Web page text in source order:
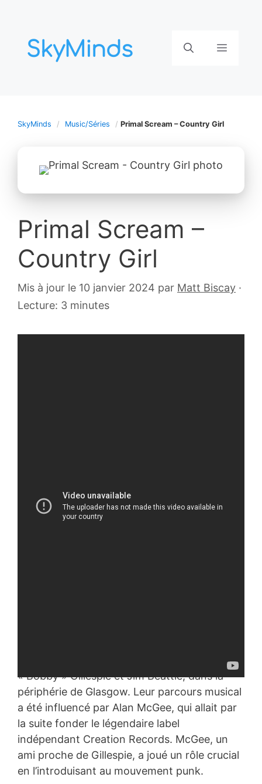
contenu
Menu
SkyMinds Music/Séries Primal Scream – Country Girl
Primal Scream –
Country Girl
Mis à jour le 10 janvier 2024 3par Matt Biscay ·
Lecture: 3 minutes
Rien de tel qu’un bon petit Primal Scream
l’initiative de deux lycéens passionnés, Robert
« Bobby » Gillespie et Jim Beattie, dans la
périphérie de Glasgow. Leur parcours musical
a été influencé par Alan McGee, qui allait par
la suite fonder le légendaire label
indépendant Creation Records. McGee, un
ami proche de Gillespie, a joué un rôle crucial
en l’introduisant au mouvement punk.